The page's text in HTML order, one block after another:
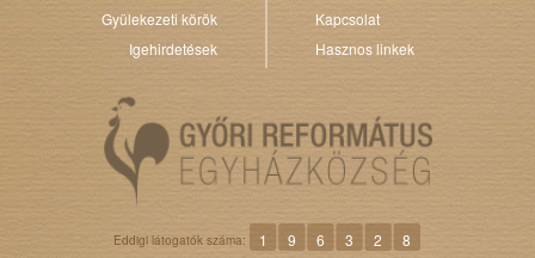
Gyülekezeti körök
Igehirdetések
Kapcsolat
Hasznos linkek
Eddigi látogatók száma: 1 9 6 3 2 8